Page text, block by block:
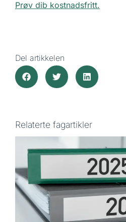
Prøv dib kostnadsfritt.
Del artikkelen
Relaterte fagartikler